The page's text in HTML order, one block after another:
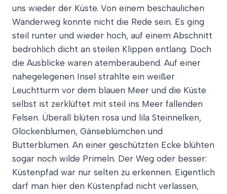
uns wieder der Küste. Von einem beschaulichen
Wanderweg konnte nicht die Rede sein. Es ging
steil runter und wieder hoch, auf einem Abschnitt
bedrohlich dicht an steilen Klippen entlang. Doch
die Ausblicke waren atemberaubend. Auf einer
nahegelegenen Insel strahlte ein weißer
Leuchtturm vor dem blauen Meer und die Küste
selbst ist zerklüftet mit steil ins Meer fallenden
Felsen. Überall blüten rosa und lila Steinnelken,
Glockenblumen, Gänseblümchen und
Butterblumen. An einer geschützten Ecke blühten
sogar noch wilde Primeln. Der Weg oder besser:
Küstenpfad war nur selten zu erkennen. Eigentlich
darf man hier den Küstenpfad nicht verlassen,